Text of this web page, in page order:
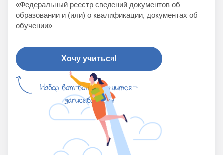
«Федеральный реестр сведений документов об
образовании и (или) о квалификации, документах об
обучении»
Хочу учиться!